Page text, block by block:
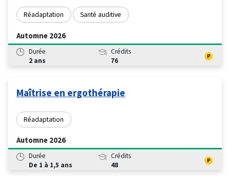
Réadaptation Santé auditive
Automne 2026
Durée
2 ans
Crédits
76
Maîtrise en ergothérapie
Réadaptation
Automne 2026
Durée
De 1 à 1,5 ans
Crédits
48